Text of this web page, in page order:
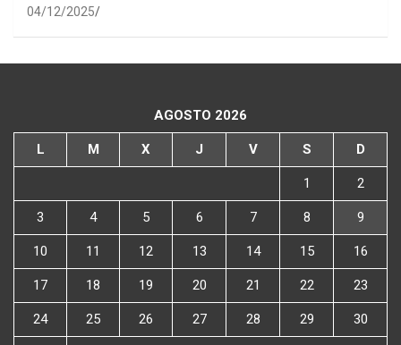
04/12/2025
AGOSTO 2026
L M X J V S D
1 2
3 4 5 6 7 8 9
10 11 12 13 14 15 16
17 18 19 20 21 22 23
24 25 26 27 28 29 30